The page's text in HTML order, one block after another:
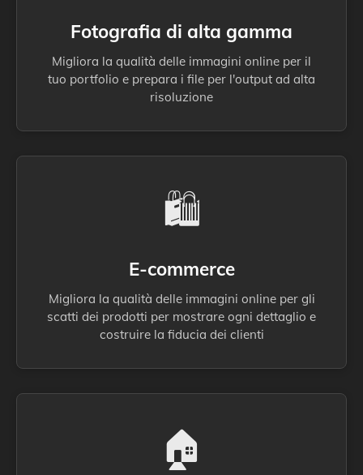
Fotografia di alta gamma
Migliora la qualità delle immagini online per il
tuo portfolio e prepara i file per l'output ad alta
risoluzione
🛍️
E-commerce
Migliora la qualità delle immagini online per gli
scatti dei prodotti per mostrare ogni dettaglio e
costruire la fiducia dei clienti
🏠